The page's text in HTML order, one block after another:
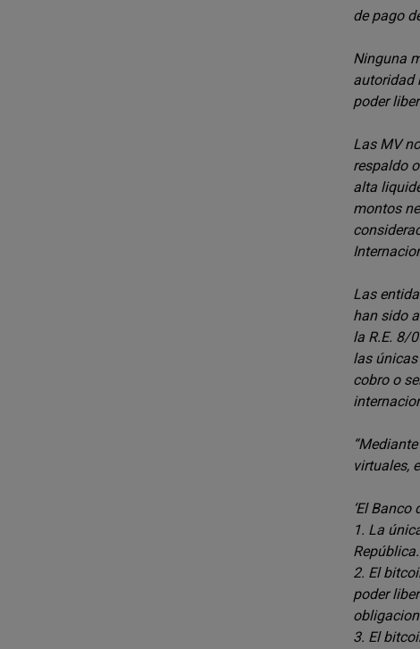
de pago
Ninguna
autoridad
poder
Las MV
respaldo
alta
montos
Las
han sido
la R.E. 8/
las
cobro o
virtuales,
‘El
1. La
República.
2. El
poder
3. El